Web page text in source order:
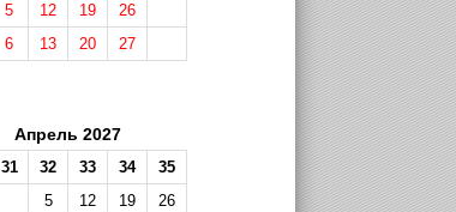
5 12 19
26
6 13 20 27
Апрель 2027
31 32 33 34
35
5 12 19
26